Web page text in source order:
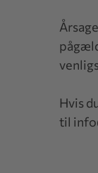
Hvis
til